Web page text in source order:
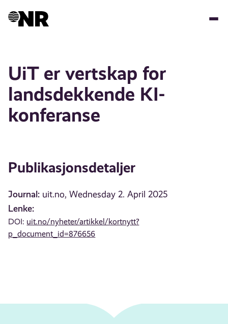
UiT er vertskap for
landsdekkende KI-
konferanse
Publikasjonsdetaljer
Journal: uit.no, Wednesday 2. April 2025
Lenke:
DOI: uit.no/nyheter/artikkel/kortnytt?
p_document_id=876656